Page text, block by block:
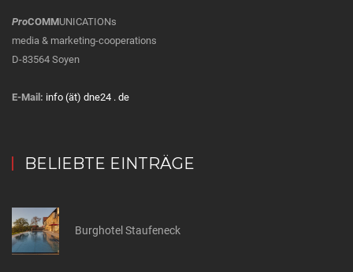
ProCOMMUNICATIONs
media & marketing-cooperations
D-83564 Soyen
E-Mail: info (ät) dne24 . de
BELIEBTE EINTRÄGE
Burghotel Staufeneck